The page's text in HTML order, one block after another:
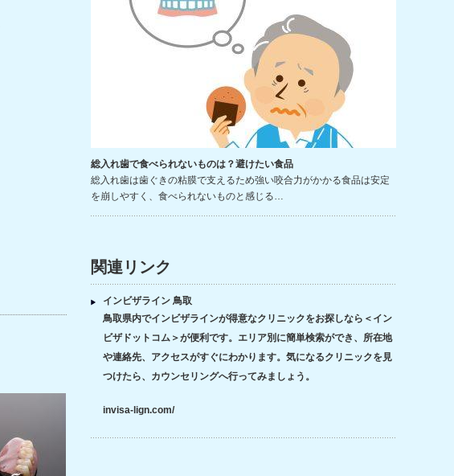
総入れ歯で食べられないものは？避けたい食品
総入れ歯は歯ぐきの粘膜で支えるため強い咬合力がかかる食品は安定
を崩しやすく、食べられないものと感じる…
関連リンク
インビザライン 鳥取
鳥取県内でインビザラインが得意なクリニックをお探しなら＜イン
ビザドットコム＞が便利です。エリア別に簡単検索ができ、所在地
や連絡先、アクセスがすぐにわかります。気になるクリニックを見
つけたら、カウンセリングへ行ってみましょう。
invisa-lign.com/